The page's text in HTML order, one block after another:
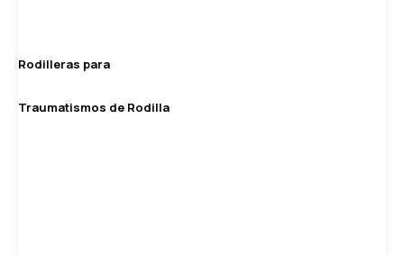
Rodilleras para
Traumatismos de Rodilla